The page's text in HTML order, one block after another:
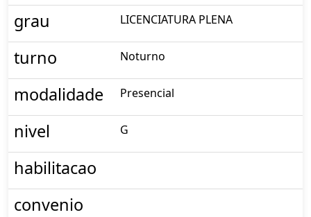
grau LICENCIATURA PLENA
turno Noturno
modalidade Presencial
nivel G
habilitacao
convenio